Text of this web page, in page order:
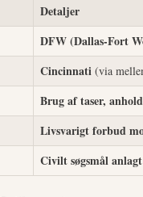
Detaljer
DFW (Dallas-Fort
Cincinnati (via
Brug af taser,
Livsvarigt forbud
Civilt søgsmål anlagt